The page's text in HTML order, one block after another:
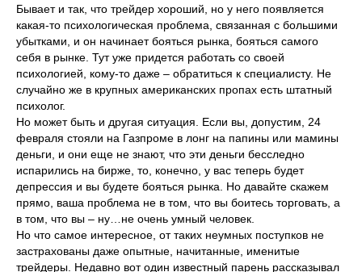
Бывает и так, что трейдер хороший, но у него появляется
какая-то психологическая проблема, связанная с большими
убытками, и он начинает бояться рынка, бояться самого
себя в рынке. Тут уже придется работать со своей
психологией, кому-то даже – обратиться к специалисту. Не
случайно же в крупных американских пропах есть штатный
психолог.
Но может быть и другая ситуация. Если вы, допустим, 24
февраля стояли на Газпроме в лонг на папины или мамины
деньги, и они еще не знают, что эти деньги бесследно
испарились на бирже, то, конечно, у вас теперь будет
депрессия и вы будете бояться рынка. Но давайте скажем
прямо, ваша проблема не в том, что вы боитесь торговать, а
в том, что вы – ну…не очень умный человек.
Но что самое интересное, от таких неумных поступков не
застрахованы даже опытные, начитанные, именитые
трейдеры. Недавно вот один известный парень рассказывал